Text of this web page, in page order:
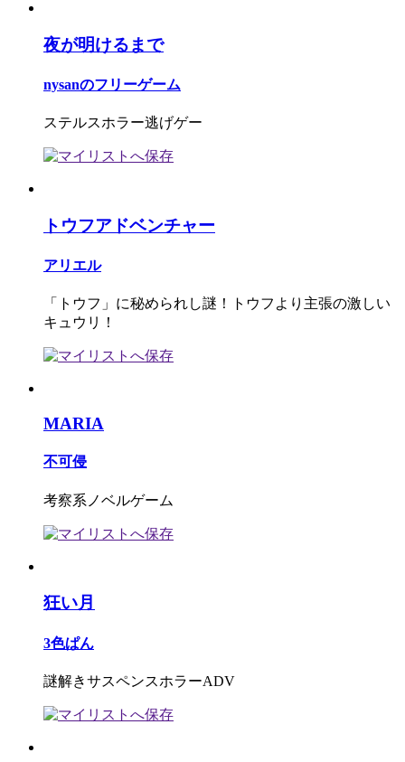
夜が明けるまで
nysanのフリーゲーム
ステルスホラー逃げゲー
トウフアドベンチャー
アリエル
「トウフ」に秘められし謎！トウフより主張の激しい
キュウリ！
MARIA
不可侵
考察系ノベルゲーム
狂い月
3色ぱん
謎解きサスペンスホラーADV